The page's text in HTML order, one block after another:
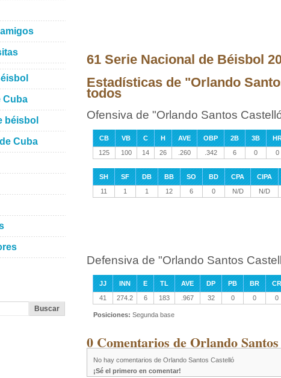
61 Serie Nacional de Béisbol
Estadísticas de "Orlando
todos
Ofensiva de "Orlando Santos
CB VB C H AVE OBP 2B 3B
125
100 14 26 .260 .342 6 0 0
SH SF DB BB SO BD CPA CIPA
11
1 1 12 6 0 N/D N/D
Defensiva de "Orlando Santos
JJ INN E TL AVE DP PB BR
CR
41
274.2 6 183 .967 32 0 0 0
Posiciones: Segunda base
0 Comentarios de Orlando
No hay comentarios de Orlando Santos Castelló
¡Sé el primero en comentar!
Cuba
béisbol
Cuba